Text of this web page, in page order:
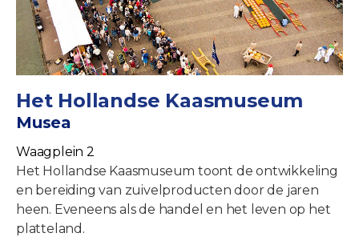
Het Hollandse Kaasmuseum
Musea
Waagplein 2
Het Hollandse Kaasmuseum toont de ontwikkeling
en bereiding van zuivelproducten door de jaren
heen. Eveneens als de handel en het leven op het
platteland.